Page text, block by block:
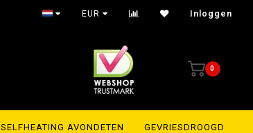
EUR Inloggen
0
SELFHEATING AVONDETEN GEVRIESDROOGD